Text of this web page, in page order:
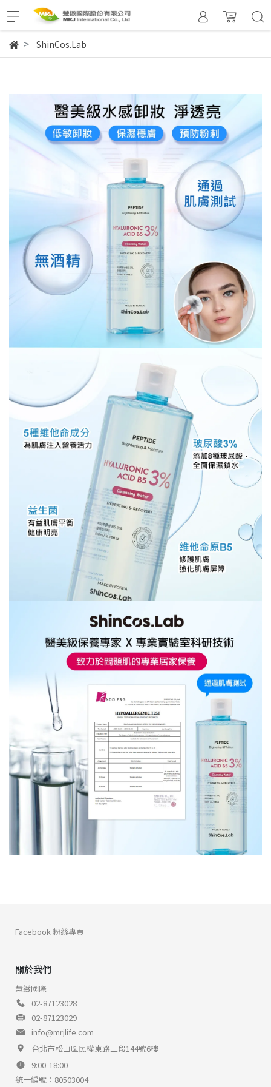
ShinCos.Lab
關於我們
慧緻國際
02-87123028
02-87123029
info@mrjlife.com
台北市松山區民權東路三段144號6樓
9:00-18:00
統一編號：80503004
Facebook 粉絲專頁